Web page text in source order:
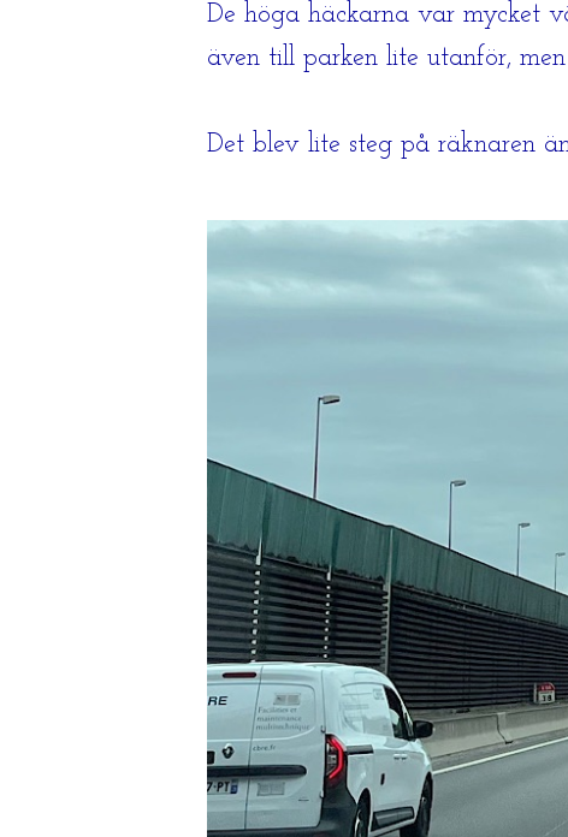
De höga häckarna var mycket
även till parken lite utanför,
Det blev lite steg på räknaren